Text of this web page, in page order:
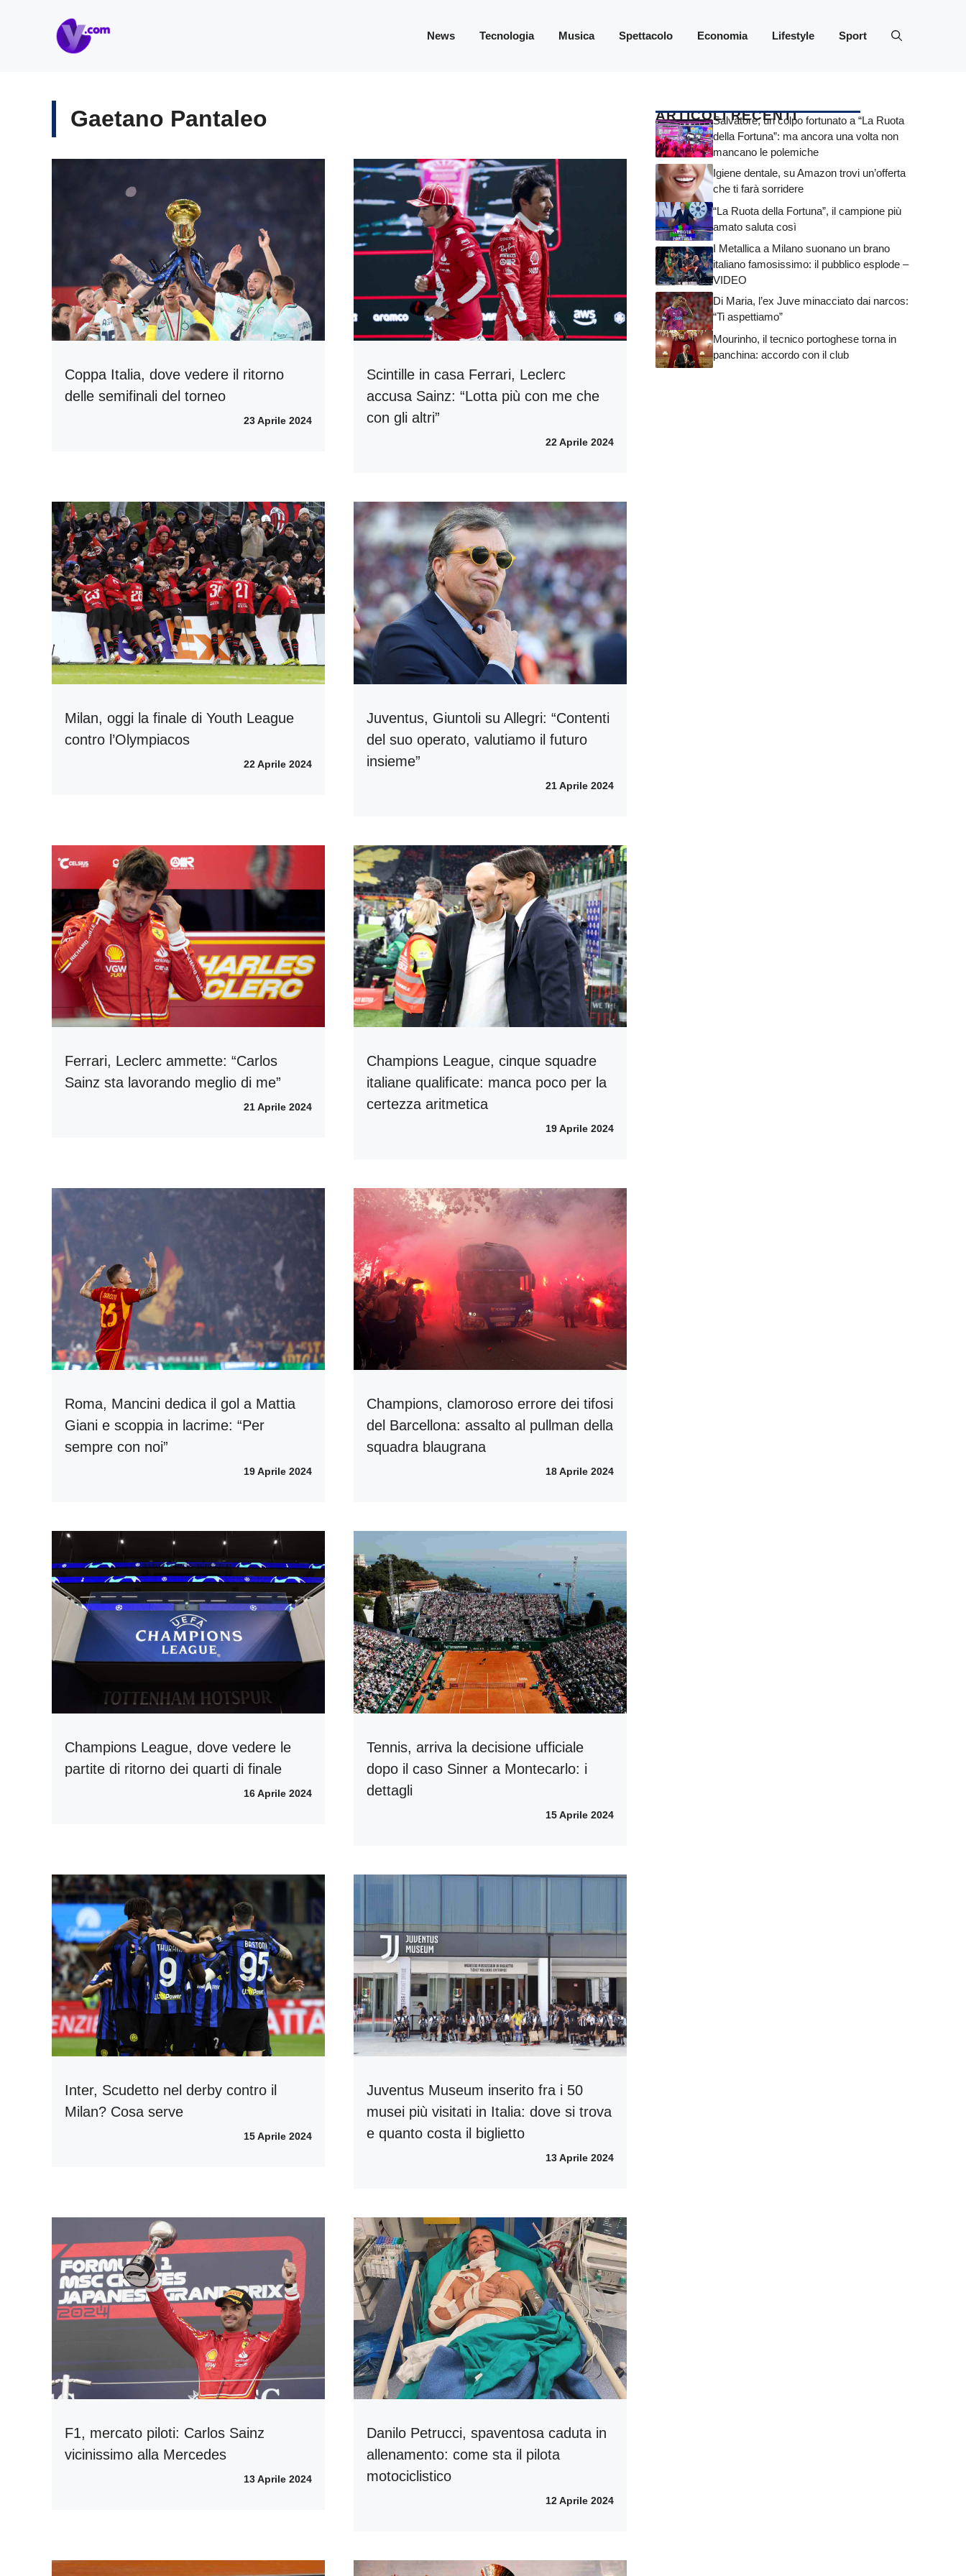
News Tecnologia Musica Spettacolo Economia Lifestyle Sport
Gaetano Pantaleo
Coppa Italia, dove vedere il ritorno
delle semifinali del torneo
23 Aprile 2024
Scintille in casa Ferrari, Leclerc
accusa Sainz: “Lotta più con me che
con gli altri”
22 Aprile 2024
Milan, oggi la finale di Youth League
contro l’Olympiacos
22 Aprile 2024
Juventus, Giuntoli su Allegri: “Contenti
del suo operato, valutiamo il futuro
insieme”
21 Aprile 2024
Ferrari, Leclerc ammette: “Carlos
Sainz sta lavorando meglio di me”
21 Aprile 2024
Champions League, cinque squadre
italiane qualificate: manca poco per la
certezza aritmetica
19 Aprile 2024
Roma, Mancini dedica il gol a Mattia
Giani e scoppia in lacrime: “Per
sempre con noi”
19 Aprile 2024
Champions, clamoroso errore dei tifosi
del Barcellona: assalto al pullman della
squadra blaugrana
18 Aprile 2024
Champions League, dove vedere le
partite di ritorno dei quarti di finale
16 Aprile 2024
Tennis, arriva la decisione ufficiale
dopo il caso Sinner a Montecarlo: i
dettagli
15 Aprile 2024
Inter, Scudetto nel derby contro il
Milan? Cosa serve
15 Aprile 2024
Juventus Museum inserito fra i 50
musei più visitati in Italia: dove si trova
e quanto costa il biglietto
13 Aprile 2024
F1, mercato piloti: Carlos Sainz
vicinissimo alla Mercedes
13 Aprile 2024
Danilo Petrucci, spaventosa caduta in
allenamento: come sta il pilota
motociclistico
12 Aprile 2024
ARTICOLI RECENTI
Salvatore, un colpo fortunato a “La Ruota
della Fortuna”: ma ancora una volta non
mancano le polemiche
Igiene dentale, su Amazon trovi un’offerta
che ti farà sorridere
“La Ruota della Fortuna”, il campione più
amato saluta così
I Metallica a Milano suonano un brano
italiano famosissimo: il pubblico esplode –
VIDEO
Di Maria, l’ex Juve minacciato dai narcos:
“Ti aspettiamo”
Mourinho, il tecnico portoghese torna in
panchina: accordo con il club